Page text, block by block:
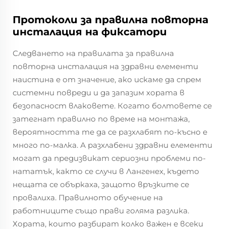
Протоколи за правилна повторна
инсталация на фиксатори
Следването на правилата за правилна
повторна инсталация на здравни елементи
наистина е от значение, ако искаме да спрем
системни повреди и да запазим хората в
безопасност влаковете. Когато болтовете се
затегнат правилно по време на монтажа,
вероятността те да се разхлабят по-късно е
много по-малка. А разхлабени здравни елементи
могат да предизвикат сериозни проблеми по-
нататък, както се случи в Лангенех, където
нещата се объркаха, защото връзките се
провалиха. Правилното обучение на
работниците също прави голяма разлика.
Хората, които разбират колко важен е всеки